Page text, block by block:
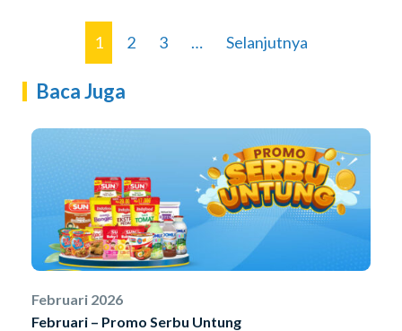
1 2 3 … Selanjutnya
Baca Juga
Februari 2026
Februari – Promo Serbu Untung